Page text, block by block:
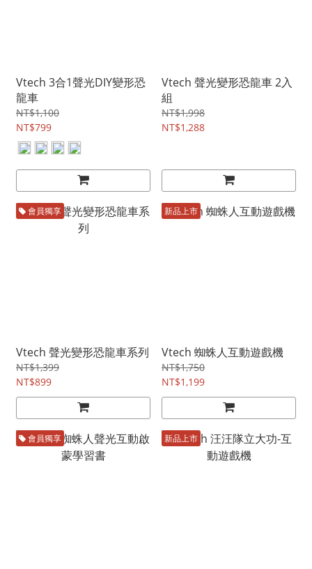
Vtech 3合1聲光DIY變形恐
龍車
NT$1,100
NT$799
Vtech 聲光變形恐龍車 2入
組
NT$1,998
NT$1,288
會員獨享
Vtech 聲光變形恐龍車系列
NT$1,399
NT$899
新品上市
Vtech 蜘蛛人互動遊戲機
NT$1,750
NT$1,199
會員獨享 新品上市